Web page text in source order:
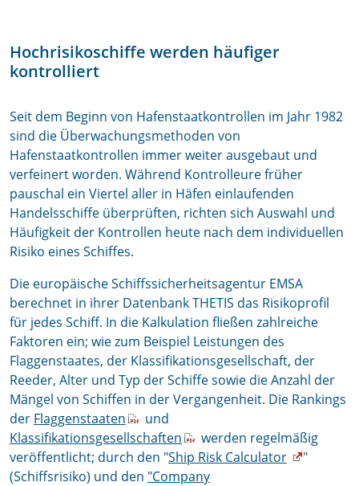
Hochrisikoschiffe werden häufiger
kontrolliert
Seit dem Beginn von Hafenstaatkontrollen im Jahr 1982
sind die Überwachungsmethoden von
Hafenstaatkontrollen immer weiter ausgebaut und
verfeinert worden. Während Kontrolleure früher
pauschal ein Viertel aller in Häfen einlaufenden
Handelsschiffe überprüften, richten sich Auswahl und
Häufigkeit der Kontrollen heute nach dem individuellen
Risiko eines Schiffes.
Die europäische Schiffssicherheitsagentur EMSA
berechnet in ihrer Datenbank THETIS das Risikoprofil
für jedes Schiff. In die Kalkulation fließen zahlreiche
Faktoren ein; wie zum Beispiel Leistungen des
Flaggenstaates, der Klassifikationsgesellschaft, der
Reeder, Alter und Typ der Schiffe sowie die Anzahl der
Mängel von Schiffen in der Vergangenheit. Die Rankings
der Flaggenstaaten
und
Klassifikationsgesellschaften
werden regelmäßig
veröffentlicht; durch den "Ship Risk Calculator
"
(Schiffsrisiko) und den "Company